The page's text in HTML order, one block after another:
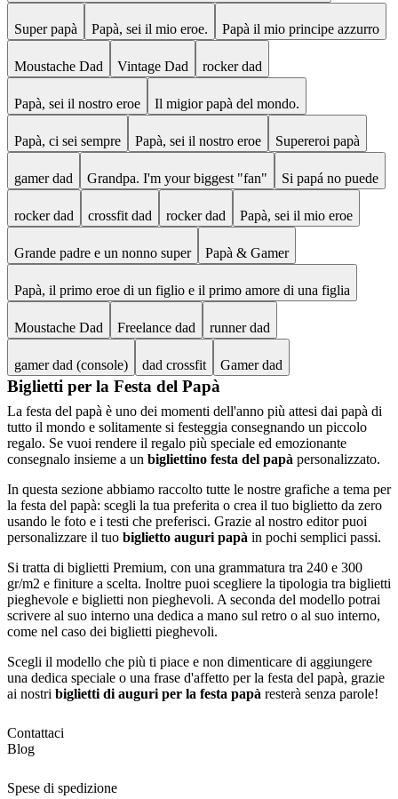
Super papà Papà, sei il mio eroe. Papà il mio principe azzurro
Moustache Dad Vintage Dad rocker dad
Papà, sei il nostro eroe Il migior papà del mondo.
Papà, ci sei sempre Papà, sei il nostro eroe Supereroi papà
gamer dad Grandpa. I'm your biggest "fan" Si papá no puede
rocker dad crossfit dad rocker dad Papà, sei il mio eroe
Grande padre e un nonno super Papà & Gamer
Papà, il primo eroe di un figlio e il primo amore di una figlia
Moustache Dad Freelance dad runner dad
gamer dad (console) dad crossfit Gamer dad
Biglietti per la Festa del Papà
La festa del papà è uno dei momenti dell'anno più attesi dai papà di
tutto il mondo e solitamente si festeggia consegnando un piccolo
regalo. Se vuoi rendere il regalo più speciale ed emozionante
consegnalo insieme a un bigliettino festa del papà personalizzato.
In questa sezione abbiamo raccolto tutte le nostre grafiche a tema per
la festa del papà: scegli la tua preferita o crea il tuo biglietto da zero
usando le foto e i testi che preferisci. Grazie al nostro editor puoi
personalizzare il tuo biglietto auguri papà in pochi semplici passi.
Si tratta di biglietti Premium, con una grammatura tra 240 e 300
gr/m2 e finiture a scelta. Inoltre puoi scegliere la tipologia tra biglietti
pieghevole e biglietti non pieghevoli. A seconda del modello potrai
scrivere al suo interno una dedica a mano sul retro o al suo interno,
come nel caso dei biglietti pieghevoli.
Scegli il modello che più ti piace e non dimenticare di aggiungere
una dedica speciale o una frase d'affetto per la festa del papà, grazie
ai nostri biglietti di auguri per la festa papà resterà senza parole!
Contattaci
Blog
Spese di spedizione